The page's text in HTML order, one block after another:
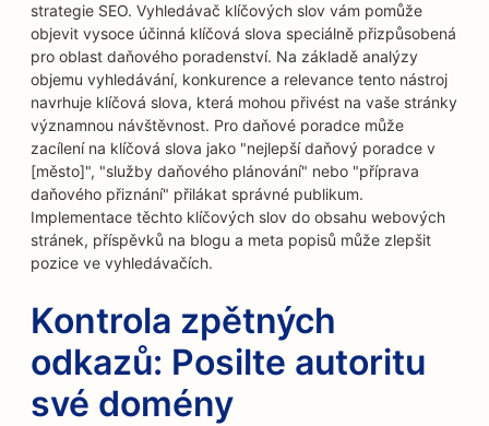
strategie SEO. Vyhledávač klíčových slov vám pomůže
objevit vysoce účinná klíčová slova speciálně přizpůsobená
pro oblast daňového poradenství. Na základě analýzy
objemu vyhledávání, konkurence a relevance tento nástroj
navrhuje klíčová slova, která mohou přivést na vaše stránky
významnou návštěvnost. Pro daňové poradce může
zacílení na klíčová slova jako "nejlepší daňový poradce v
[město]", "služby daňového plánování" nebo "příprava
daňového přiznání" přilákat správné publikum.
Implementace těchto klíčových slov do obsahu webových
stránek, příspěvků na blogu a meta popisů může zlepšit
pozice ve vyhledávačích.
Kontrola zpětných
odkazů: Posilte autoritu
své domény